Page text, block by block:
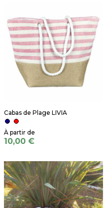
Cabas de Plage LIVIA
10,00 €